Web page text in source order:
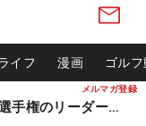
メルマガ登録
イフ 漫画 ゴル
松山英樹ら出場 ウィンダム選手権のリーダーボード